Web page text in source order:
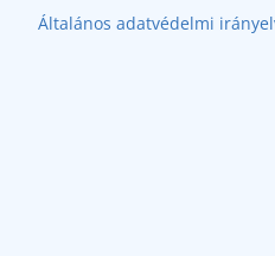
Általános adatvédelmi